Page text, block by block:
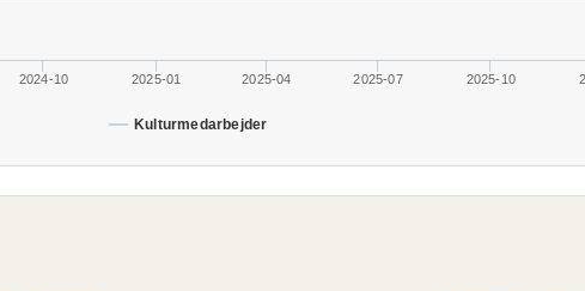
Kulturmedarbejder
2024-10 2025-01 2025-04 2025-07 2025-10